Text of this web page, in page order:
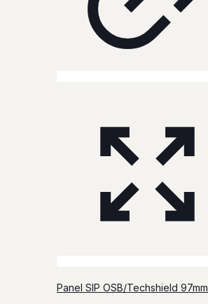
Panel SIP OSB/Techshield 97mm